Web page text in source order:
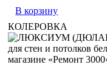
В корзину
КОЛЕРОВКА